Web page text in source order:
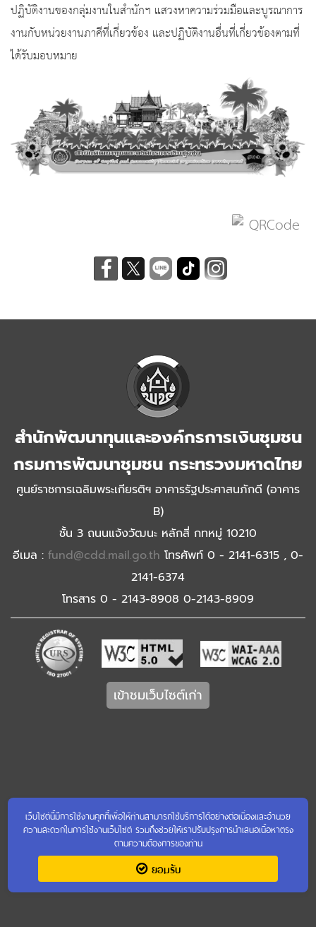
ปฏิบัติงานของกลุ่มงานในสำนักฯ แสวงหาความร่วมมือและบูรณาการ
งานกับหน่วยงานภาคีที่เกี่ยวข้อง และปฏิบัติงานอื่นที่เกี่ยวข้องตามที่
ได้รับมอบหมาย
สำนักพัฒนาทุนและองค์กรการเงินชุมชน
กรมการพัฒนาชุมชน กระทรวงมหาดไทย
ศูนย์ราชการเฉลิมพระเกียรติฯ อาคารรัฐประศาสนภักดี (อาคาร
B)
ชั้น 3 ถนนแจ้งวัฒนะ หลักสี่ กทหมู่ 10210
อีเมล : fund@cdd.mail.go.th โทรศัพท์ 0 - 2141-6315 , 0-
2141-6374
โทรสาร 0 - 2143-8908 0-2143-8909
เข้าชมเว็บไซต์เก่า
เว็บไซต์นี้มีการใช้งานคุกกี้เพื่อให้ท่านสามารถใช้บริการได้อย่างต่อเนื่องและอำนวย
ความสะดวกในการใช้งานเว็บไซต์ รวมถึงช่วยให้เราปรับปรุงการนำเสนอเนื้อหาตรง
ตามความต้องการของท่าน
ยอมรับ